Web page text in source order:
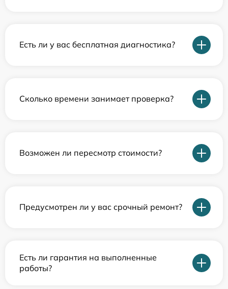
Есть ли у вас бесплатная диагностика?
Сколько времени занимает проверка?
Возможен ли пересмотр стоимости?
Предусмотрен ли у вас срочный ремонт?
Есть ли гарантия на выполненные
работы?